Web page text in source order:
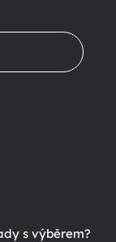
s výběrem?